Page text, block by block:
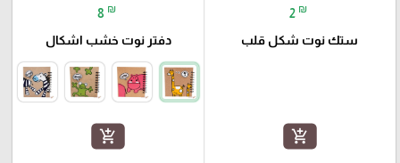
2 ₪
ستك نوت شكل قلب
add_shopping_cart
8 ₪
دفتر نوت خشب اشكال
add_shopping_cart